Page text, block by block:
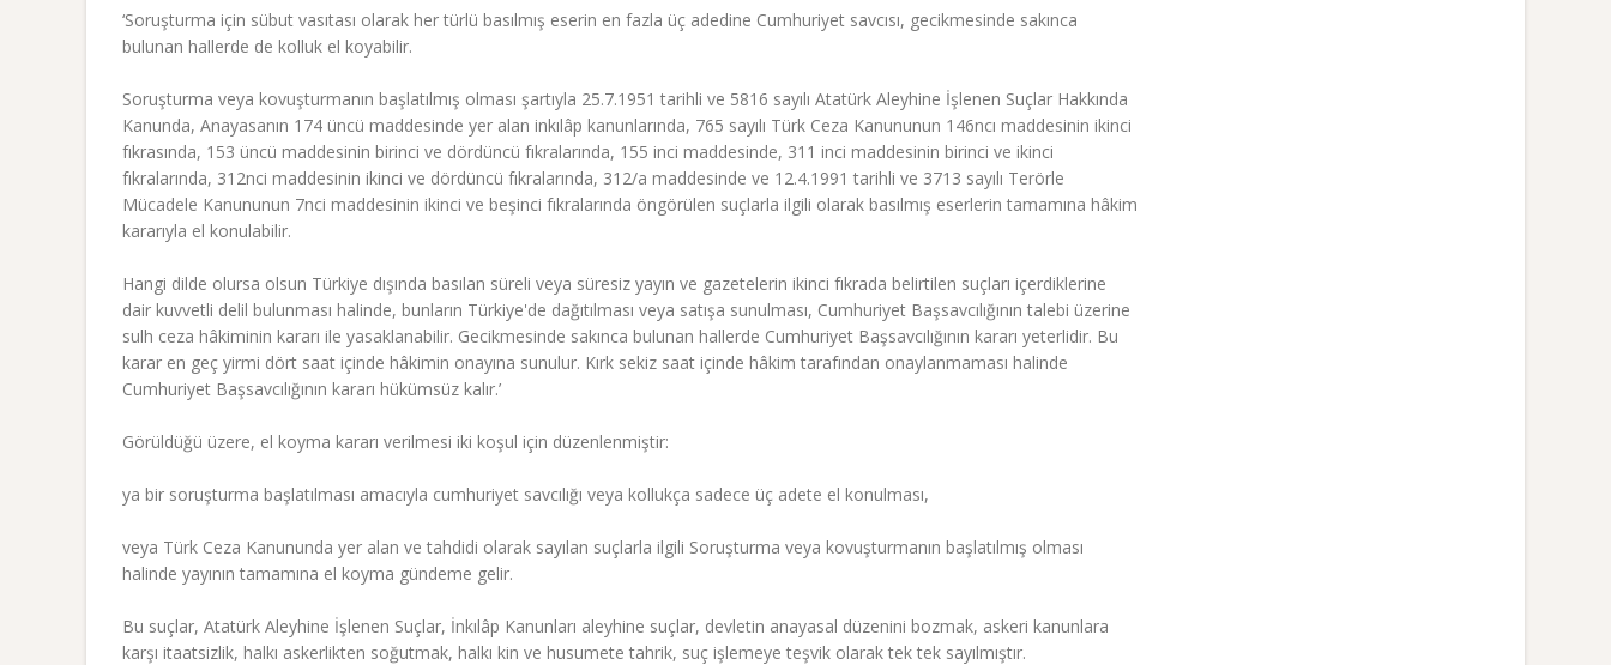
‘Soruşturma için sübut vasıtası olarak her türlü basılmış eserin en fazla üç adedine Cumhuriyet savcısı, gecikmesinde sakınca
bulunan hallerde de kolluk el koyabilir.
Soruşturma veya kovuşturmanın başlatılmış olması şartıyla 25.7.1951 tarihli ve 5816 sayılı Atatürk Aleyhine İşlenen Suçlar Hakkında
Kanunda, Anayasanın 174 üncü maddesinde yer alan inkılâp kanunlarında, 765 sayılı Türk Ceza Kanununun 146ncı maddesinin ikinci
fıkrasında, 153 üncü maddesinin birinci ve dördüncü fıkralarında, 155 inci maddesinde, 311 inci maddesinin birinci ve ikinci
fıkralarında, 312nci maddesinin ikinci ve dördüncü fıkralarında, 312/a maddesinde ve 12.4.1991 tarihli ve 3713 sayılı Terörle
Mücadele Kanununun 7nci maddesinin ikinci ve beşinci fıkralarında öngörülen suçlarla ilgili olarak basılmış eserlerin tamamına hâkim
kararıyla el konulabilir.
Hangi dilde olursa olsun Türkiye dışında basılan süreli veya süresiz yayın ve gazetelerin ikinci fıkrada belirtilen suçları içerdiklerine
dair kuvvetli delil bulunması halinde, bunların Türkiye'de dağıtılması veya satışa sunulması, Cumhuriyet Başsavcılığının talebi üzerine
sulh ceza hâkiminin kararı ile yasaklanabilir. Gecikmesinde sakınca bulunan hallerde Cumhuriyet Başsavcılığının kararı yeterlidir. Bu
karar en geç yirmi dört saat içinde hâkimin onayına sunulur. Kırk sekiz saat içinde hâkim tarafından onaylanmaması halinde
Cumhuriyet Başsavcılığının kararı hükümsüz kalır.’
Görüldüğü üzere, el koyma kararı verilmesi iki koşul için düzenlenmiştir:
ya bir soruşturma başlatılması amacıyla cumhuriyet savcılığı veya kollukça sadece üç adete el konulması,
veya Türk Ceza Kanununda yer alan ve tahdidi olarak sayılan suçlarla ilgili Soruşturma veya kovuşturmanın başlatılmış olması
halinde yayının tamamına el koyma gündeme gelir.
Bu suçlar, Atatürk Aleyhine İşlenen Suçlar, İnkılâp Kanunları aleyhine suçlar, devletin anayasal düzenini bozmak, askeri kanunlara
karşı itaatsizlik, halkı askerlikten soğutmak, halkı kin ve husumete tahrik, suç işlemeye teşvik olarak tek tek sayılmıştır.